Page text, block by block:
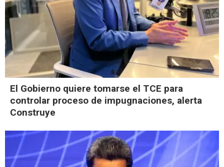
El Gobierno quiere tomarse el TCE para
controlar proceso de impugnaciones, alerta
Construye